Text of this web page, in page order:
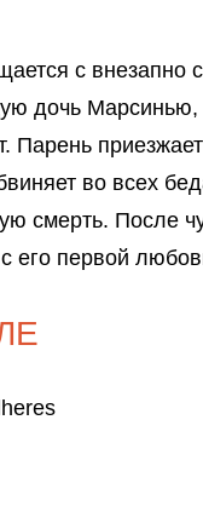
с внезапно
дочь Марсинью,
Парень
во всех
смерть. После
его первой